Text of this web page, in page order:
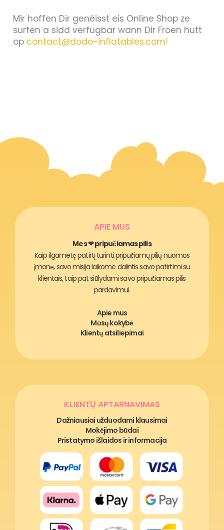
Mir hoffen Dir genéisst eis Online Shop ze
surfen a sidd verfügbar wann Dir Froen hutt
op contact@dodo-inflatables.com!
APIE MUS
Mes ❤ pripučiamas pilis
Kaip ilgametę patirtį turinti pripučiamų pilių nuomos
įmonė, savo misija laikome dalintis savo patirtimi su
klientais, taip pat siūlydami savo pripučiamas pilis
pardavimui.
Apie mus
Mūsų kokybė
Klientų atsiliepimai
KLIENTŲ APTARNAVIMAS
Dažniausiai užduodami klausimai
Mokėjimo būdai
Pristatymo išlaidos ir informacija